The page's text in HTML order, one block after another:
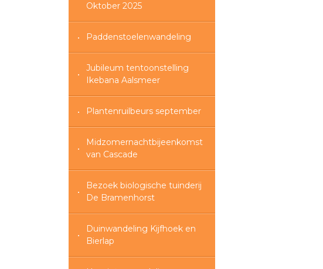
Oktober 2025
Paddenstoelenwandeling
Jubileum tentoonstelling
Ikebana Aalsmeer
Plantenruilbeurs september
Midzomernachtbijeenkomst
van Cascade
Bezoek biologische tuinderij
De Bramenhorst
Duinwandeling Kijfhoek en
Bierlap